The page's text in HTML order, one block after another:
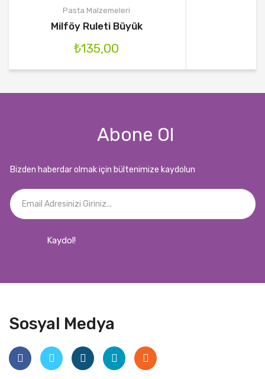
Pasta Malzemeleri
Milföy Ruleti Büyük
₺135,00
Abone Ol
Bizden haberdar olmak için bültenimize kaydolun
Kaydol!
Sosyal Medya